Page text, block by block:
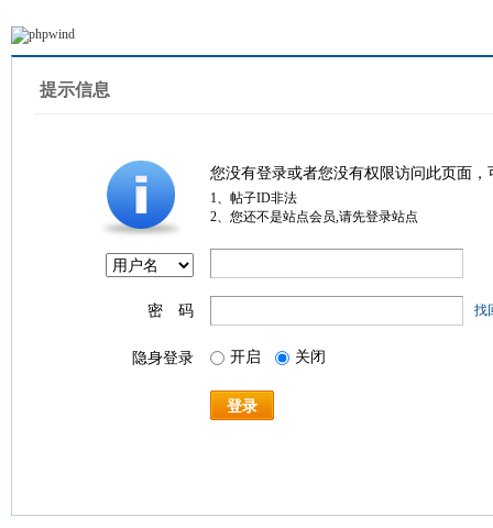
提示信息
您没有登录或者您没有权限访问此页面
1、帖子ID非法
2、您还不是站点会员,请先登录站点
密 码 找
隐身登录 开启 关闭
登录